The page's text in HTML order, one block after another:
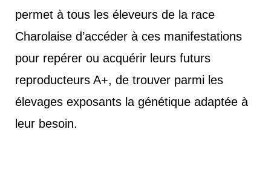
permet à tous les éleveurs de la race
Charolaise d’accéder à ces manifestations
pour repérer ou acquérir leurs futurs
reproducteurs A+, de trouver parmi les
élevages exposants la génétique adaptée à
leur besoin.